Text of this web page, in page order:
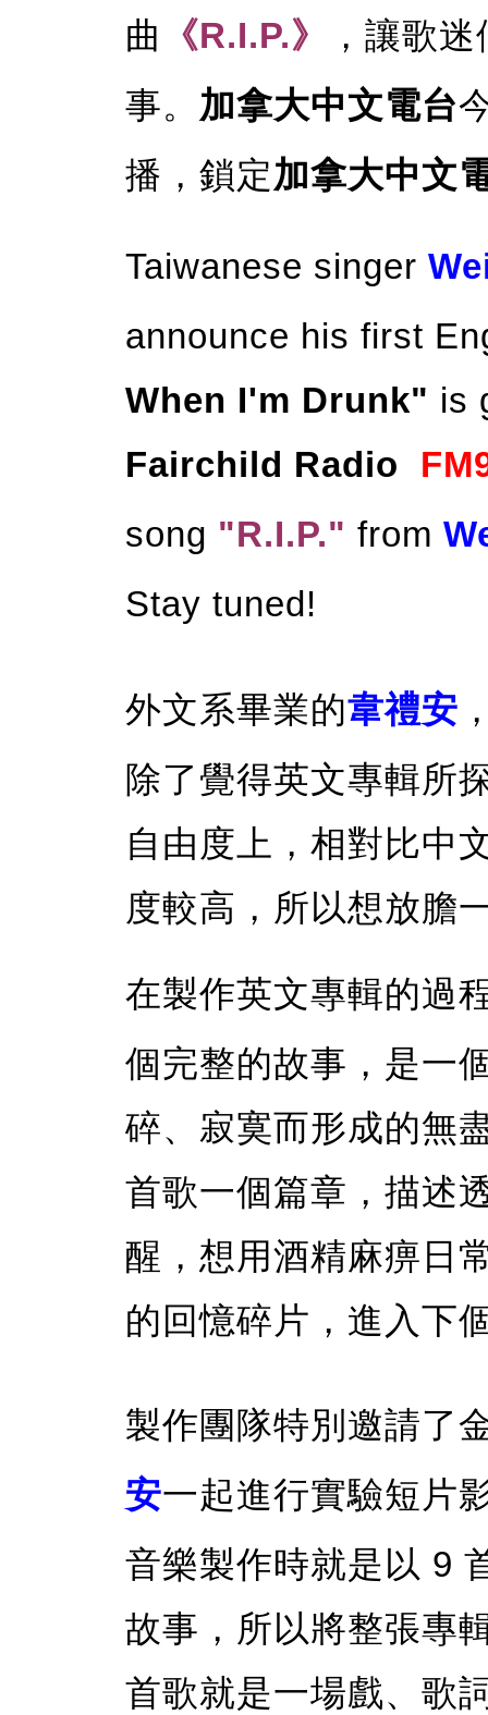
曲
《R.I.P.》
，讓歌
事。 加拿大中文電台
播，鎖定加拿大中文
Taiwanese singer
announce his first
When I'm Drunk" is
Fairchild Radio
song "R.I.P." from
Stay tuned!
外文系畢業的韋禮安
除了覺得英文專輯所
自由度上，相對比中
度較高，所以想放膽
在製作英文專輯的過
個完整的故事，是一
碎、寂寞而形成的無
首歌一個篇章，描述
醒，想用酒精麻痹日
的回憶碎片，進入下
製作團隊特別邀請了
安一起進行實驗短片
音樂製作時就是以 9
故事，所以將整張專
首歌就是一場戲、歌